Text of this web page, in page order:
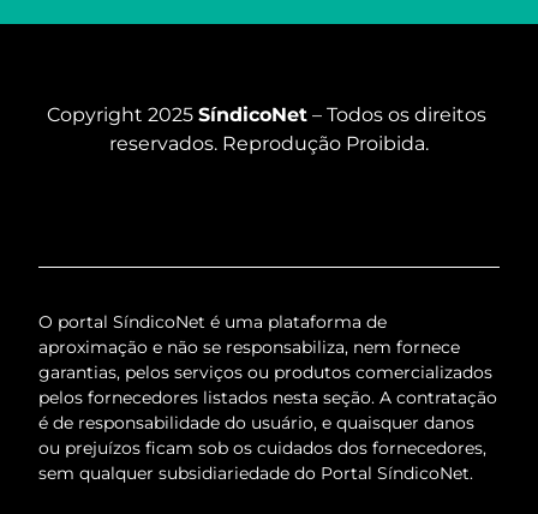
Copyright 2025 SíndicoNet – Todos os direitos
reservados. Reprodução Proibida.
O portal SíndicoNet é uma plataforma de
aproximação e não se responsabiliza, nem fornece
garantias, pelos serviços ou produtos comercializados
pelos fornecedores listados nesta seção. A contratação
é de responsabilidade do usuário, e quaisquer danos
ou prejuízos ficam sob os cuidados dos fornecedores,
sem qualquer subsidiariedade do Portal SíndicoNet.